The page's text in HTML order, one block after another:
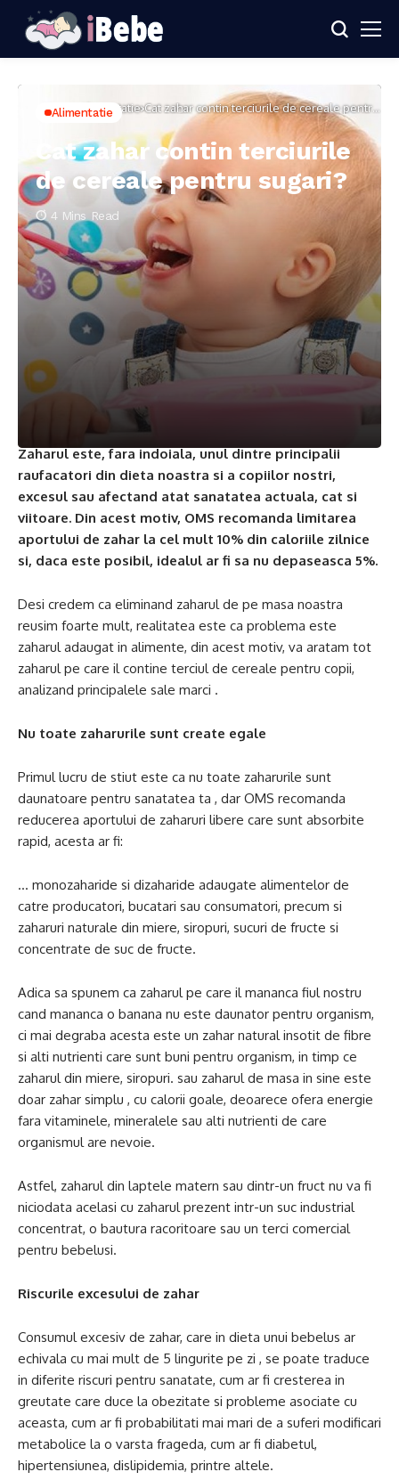
Home Alimentatie Cat zahar contin terciurile de cereale pentru
Alimentatie
Cat zahar contin terciurile
de cereale pentru sugari?
4 Mins Read
Zaharul este, fara indoiala, unul dintre principalii
raufacatori din dieta noastra si a copiilor nostri,
excesul sau afectand atat sanatatea actuala, cat si
viitoare. Din acest motiv, OMS recomanda limitarea
aportului de zahar la cel mult 10% din caloriile zilnice
si, daca este posibil, idealul ar fi sa nu depaseasca 5%.
Desi credem ca eliminand zaharul de pe masa noastra
reusim foarte mult, realitatea este ca problema este
zaharul adaugat in alimente, din acest motiv, va aratam tot
zaharul pe care il contine terciul de cereale pentru copii,
analizand principalele sale marci .
Nu toate zaharurile sunt create egale
Primul lucru de stiut este ca nu toate zaharurile sunt
daunatoare pentru sanatatea ta , dar OMS recomanda
reducerea aportului de zaharuri libere care sunt absorbite
rapid, acesta ar fi:
… monozaharide si dizaharide adaugate alimentelor de
catre producatori, bucatari sau consumatori, precum si
zaharuri naturale din miere, siropuri, sucuri de fructe si
concentrate de suc de fructe.
Adica sa spunem ca zaharul pe care il mananca fiul nostru
cand mananca o banana nu este daunator pentru organism,
ci mai degraba acesta este un zahar natural insotit de fibre
si alti nutrienti care sunt buni pentru organism, in timp ce
zaharul din miere, siropuri. sau zaharul de masa in sine este
doar zahar simplu , cu calorii goale, deoarece ofera energie
fara vitaminele, mineralele sau alti nutrienti de care
organismul are nevoie.
Astfel, zaharul din laptele matern sau dintr-un fruct nu va fi
niciodata acelasi cu zaharul prezent intr-un suc industrial
concentrat, o bautura racoritoare sau un terci comercial
pentru bebelusi.
Riscurile excesului de zahar
Consumul excesiv de zahar, care in dieta unui bebelus ar
echivala cu mai mult de 5 lingurite pe zi , se poate traduce
in diferite riscuri pentru sanatate, cum ar fi cresterea in
greutate care duce la obezitate si probleme asociate cu
aceasta, cum ar fi probabilitati mai mari de a suferi modificari
metabolice la o varsta frageda, cum ar fi diabetul,
hipertensiunea, dislipidemia, printre altele.